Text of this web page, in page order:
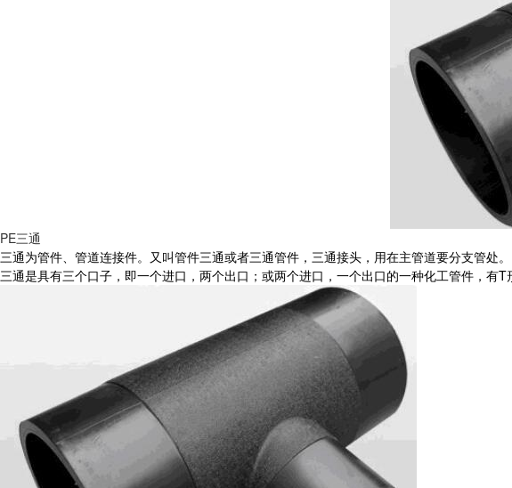
PE三通
三通为管件、管道连接件。又叫管件三通或者三通管件，三通接头，用在主管道要分支管处。
三通是具有三个口子，即一个进口，两个出口；或两个进口，一个出口的一种化工管件，有